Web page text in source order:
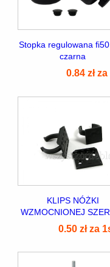
Stopka regulowana
czarna
0.84 zł
KLIPS NÓŻKI
WZMOCNIONEJ
0.50 zł za